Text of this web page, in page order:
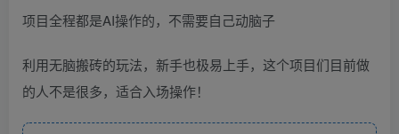
项目全程都是AI操作的，不需要自己动脑子
利用无脑搬砖的玩法，新手也极易上手，这个项目们目前做
的人不是很多，适合入场操作！